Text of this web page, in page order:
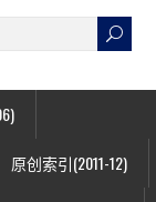
原创索引(2011-12)